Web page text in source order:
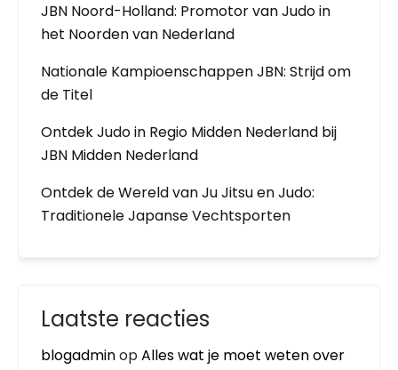
JBN Noord-Holland: Promotor van Judo in
het Noorden van Nederland
Nationale Kampioenschappen JBN: Strijd om
de Titel
Ontdek Judo in Regio Midden Nederland bij
JBN Midden Nederland
Ontdek de Wereld van Ju Jitsu en Judo:
Traditionele Japanse Vechtsporten
Laatste reacties
blogadminopAlles wat je moet weten over